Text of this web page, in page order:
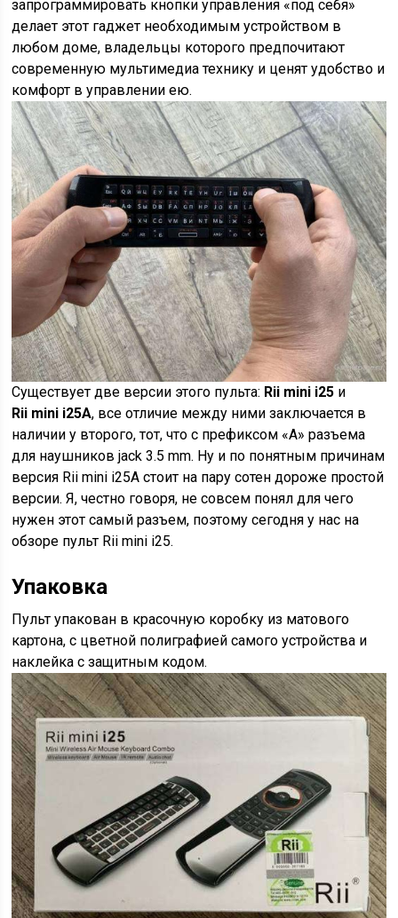
запрограммировать кнопки управления «под себя»
делает этот гаджет необходимым устройством в
любом доме, владельцы которого предпочитают
современную мультимедиа технику и ценят удобство и
комфорт в управлении ею.
Существует две версии этого пульта: Rii mini i25 и
Rii mini i25A, все отличие между ними заключается в
наличии у второго, тот, что с префиксом «А» разъема
для наушников jack 3.5 mm. Ну и по понятным причинам
версия Rii mini i25А стоит на пару сотен дороже простой
версии. Я, честно говоря, не совсем понял для чего
нужен этот самый разъем, поэтому сегодня у нас на
обзоре пульт Rii mini i25.
Упаковка
Пульт упакован в красочную коробку из матового
картона, с цветной полиграфией самого устройства и
наклейка с защитным кодом.